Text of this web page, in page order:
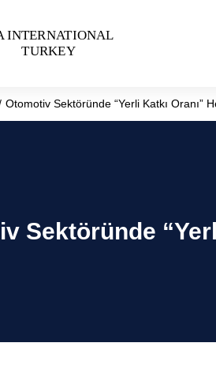
Otomotiv Sektöründe “Yerli Katkı Oranı”
Sektöründe